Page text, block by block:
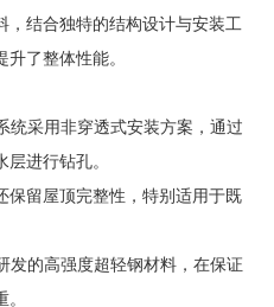
，结合独特的结构设计与安装工
了整体性能。
统采用非穿透式安装方案，通过
进行钻孔。
保留屋顶完整性，特别适用于既
发的高强度超轻钢材料，在保证